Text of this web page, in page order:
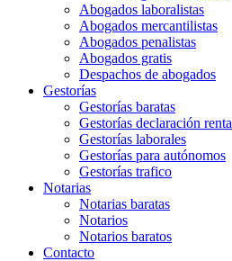
Abogados laboralistas
Abogados mercantilistas
Abogados penalistas
Abogados gratis
Despachos de abogados
Gestorías
Gestorías baratas
Gestorías declaración renta
Gestorías laborales
Gestorías para autónomos
Gestorías trafico
Notarias
Notarias baratas
Notarios
Notarios baratos
Contacto